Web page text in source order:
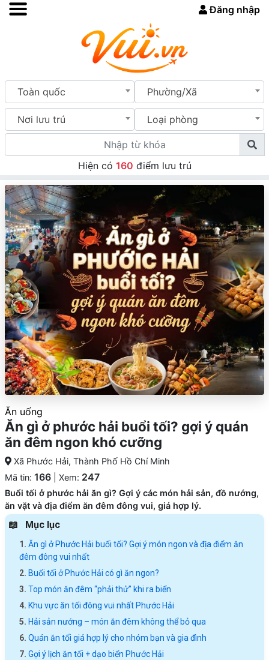
Đăng nhập
Toàn quốc Phường/Xã
Nơi lưu trú Loại phòng
Hiện có 160 điểm lưu trú
Ăn uống
Ăn gì ở phước hải buổi tối? gợi ý quán
ăn đêm ngon khó cưỡng
Xã Phước Hải, Thành Phố Hồ Chí Minh
Mã tin: 166 | Xem: 247
Buổi tối ở phước hải ăn gì? Gợi ý các món hải sản, đồ nướng,
ăn vặt và địa điểm ăn đêm đông vui, giá hợp lý.
Mục lục
Ăn gì ở Phước Hải buổi tối? Gợi ý món ngon và địa điểm ăn
đêm đông vui nhất
Buổi tối ở Phước Hải có gì ăn ngon?
Top món ăn đêm “phải thử” khi ra biển
Khu vực ăn tối đông vui nhất Phước Hải
Hải sản nướng – món ăn đêm không thể bỏ qua
Quán ăn tối giá hợp lý cho nhóm bạn và gia đình
Gợi ý lịch ăn tối + dạo biển Phước Hải